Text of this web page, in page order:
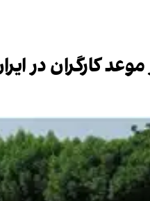
کارگران در